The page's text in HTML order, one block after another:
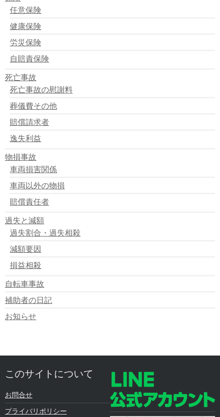
任意保険
健康保険
労災保険
自賠責保険
死亡事故
死亡事故の慰謝料
葬儀費その他
賠償請求者
逸失利益
物損事故
車両損害関係
車両以外の物損
賠償責任者
過失と減額
過失割合・過失相殺
減額要因
損益相殺
自転車事故
補助者の日記
お知らせ
このサイトについて
お問合せ
プライバリポリシー